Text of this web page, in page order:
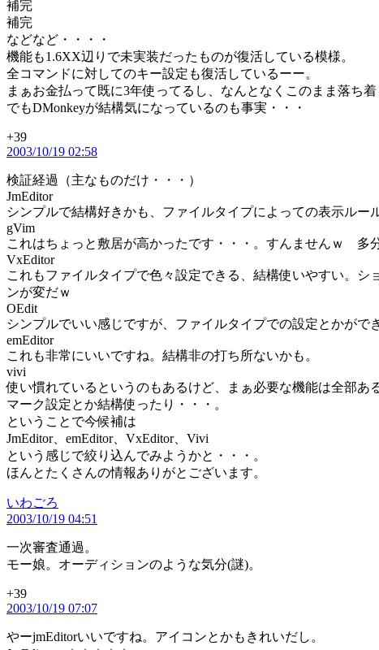
補完
補完
などなど・・・・
機能も1.6XX辺りで未実装だったものが復活している模様。
全コマンドに対してのキー設定も復活しているーー。
まぁお金払って既に3年使ってるし、なんとなくこのまま落ち
でもDMonkeyが結構気になっているのも事実・・・
+39の
発
言:
2003/10/19 02:58
検証経過（主なものだけ・・・）
JmEditor
シンプルで結構好きかも、ファイルタイプによっての表示ルー
gVim
これはちょっと敷居が高かったです・・・。すんませんｗ 多
VxEditor
これもファイルタイプで色々設定できる、結構使いやすい。
ンが変だｗ
OEdit
シンプルでいい感じですが、ファイルタイプでの設定とかが
emEditor
これも非常にいいですね。結構非の打ち所ないかも。
vivi
使い慣れているというのもあるけど、まぁ必要な機能は全部あ
マーク設定とか結構使ったり・・・。
ということで今候補は
JmEditor、emEditor、VxEditor、Vivi
という感じで絞り込んでみようかと・・・。
ほんとたくさんの情報ありがとございます。
いわごろ
発
2003/10/19 04:51
一次審査通過。
モー娘。オーディションのような気分(謎)。
+39の
発
2003/10/19 07:07
やーjmEditorいいですね。アイコンとかもきれいだし。